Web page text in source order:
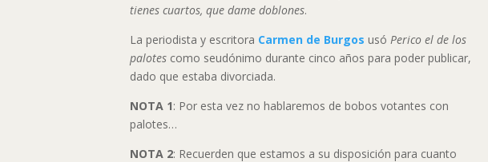
tienes cuartos, que dame doblones.
La periodista y escritora Carmen de Burgos usóPerico el de los
palotes como seudónimo durante cinco años para poder publicar,
dado que estaba divorciada.
NOTA 1: Por esta vez no hablaremos de bobos votantes con
palotes…
NOTA 2: Recuerden que estamos a su disposición para cuanto